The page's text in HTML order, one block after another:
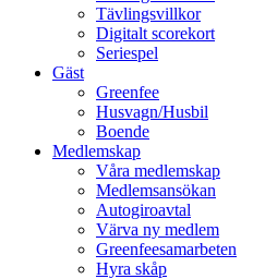
Tävlingsvillkor
Digitalt scorekort
Seriespel
Gäst
Greenfee
Husvagn/Husbil
Boende
Medlemskap
Våra medlemskap
Medlemsansökan
Autogiroavtal
Värva ny medlem
Greenfeesamarbeten
Hyra skåp